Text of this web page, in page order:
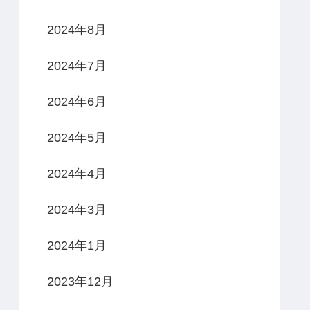
2024年8月
2024年7月
2024年6月
2024年5月
2024年4月
2024年3月
2024年1月
2023年12月